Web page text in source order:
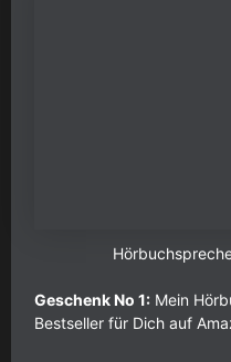
Geschenk No 1: Mein
Bestseller für Dich auf